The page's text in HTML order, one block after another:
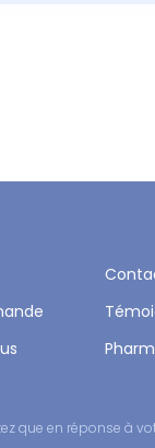
que en réponse à